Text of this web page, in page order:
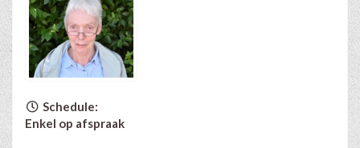
Schedule:
Enkel op afspraak